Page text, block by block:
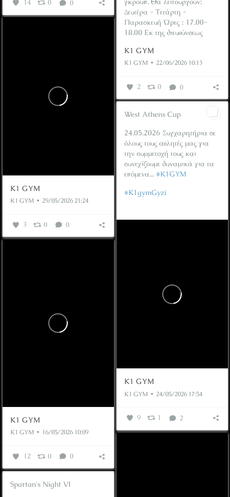
14 0 0
Δευτέρα - Τετάρτη -
Παρασκευή Ώρες : 17.00-
18.00 Εκ της διευθύνσεως
K1 GYM
K1 GYM 22/06/2026 10:13
2 0 0
K1 GYM
K1 GYM 29/05/2026 21:24
3 0 0
West Athens Cup
24.05.2026 Συγχαρητήρια σε
όλους τους αθλητές μας για
την συμμετοχή τους και
συνεχίζουμε δυναμικά για τα
επόμενα... #K1GYM
#K1gymGyzi
K1 GYM
K1 GYM 24/05/2026 17:54
9 1 2
K1 GYM
K1 GYM 16/05/2026 10:09
12 0 0
Spartan's Night VI